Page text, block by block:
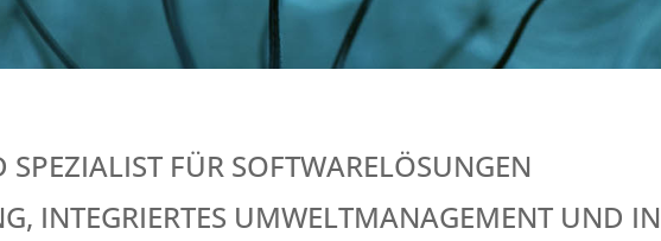
SPEZIALIST FÜR SOFTWARELÖSUNGEN
INTEGRIERTES UMWELTMANAGEMENT UND